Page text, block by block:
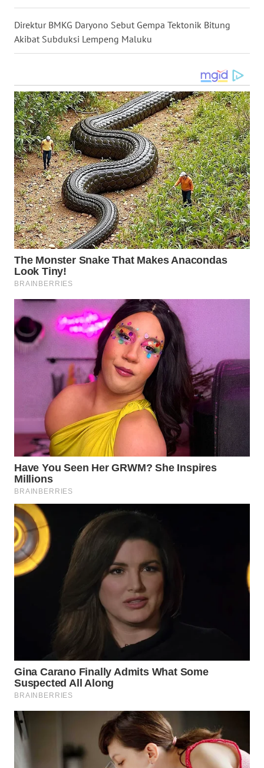
Direktur BMKG Daryono Sebut Gempa Tektonik Bitung
Akibat Subduksi Lempeng Maluku
KALTENG
WN
KALSEL
WN
KALTIM
WN
SULSEL
WN
GORONTALO
WN
SULUT
WN
MALUKU
DAIRI
WN
DANAU
TOBA
WN
NIAS
WN
LANGKAT
TANJUNG
LESUNG
KARO
SIMALUNGUN